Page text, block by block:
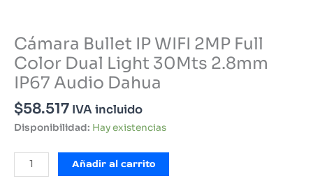
Cámara Bullet IP WIFI 2MP Full
Color Dual Light 30Mts 2.8mm
IP67 Audio Dahua
$58.517 IVA incluido
Disponibilidad: Hay existencias
Cámara
Bullet
Añadir al carrito